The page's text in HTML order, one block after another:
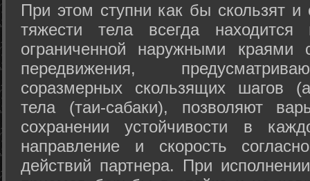
При этом ступни как бы скользят
тяжести тела всегда
ограниченной наружными краями
передвижения,
соразмерных скользящих шагов
тела (таи-сабаки), позволяют
сохранении устойчивости в
направление и скорость
действий партнера. При